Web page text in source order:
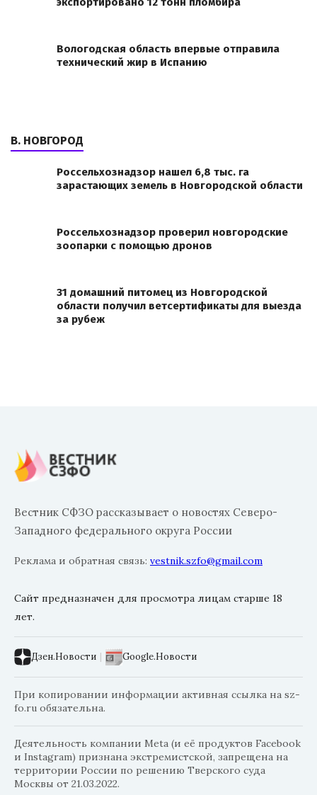
Вологодская область впервые отправила
технический жир в Испанию
В. НОВГОРОД
Россельхознадзор нашел 6,8 тыс. га
зарастающих земель в Новгородской области
Россельхознадзор проверил новгородские
зоопарки с помощью дронов
31 домашний питомец из Новгородской
области получил ветсертификаты для выезда
за рубеж
Вестник СФЗО рассказывает о новостях Северо-
Западного федерального округа России
Реклама и обратная связь: vestnik.szfo@gmail.com
Сайт предназначен для просмотра лицам старше 18
лет.
Дзен.Новости | Google.Новости
При копировании информации активная ссылка на sz-
fo.ru обязательна.
Деятельность компании Meta (и её продуктов Facebook
и Instagram) признана экстремистской, запрещена на
территории России по решению Тверского суда
Москвы от 21.03.2022.